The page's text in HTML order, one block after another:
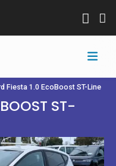
Fiesta 1.0 EcoBoost ST-Line
ST-